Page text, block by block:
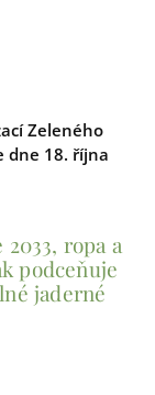
Zeleného
dne 18. října
ropa a
podceňuje
jaderné